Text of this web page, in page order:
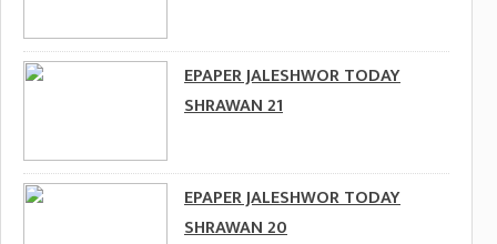
EPAPER JALESHWOR TODAY
SHRAWAN 21
EPAPER JALESHWOR TODAY
SHRAWAN 20